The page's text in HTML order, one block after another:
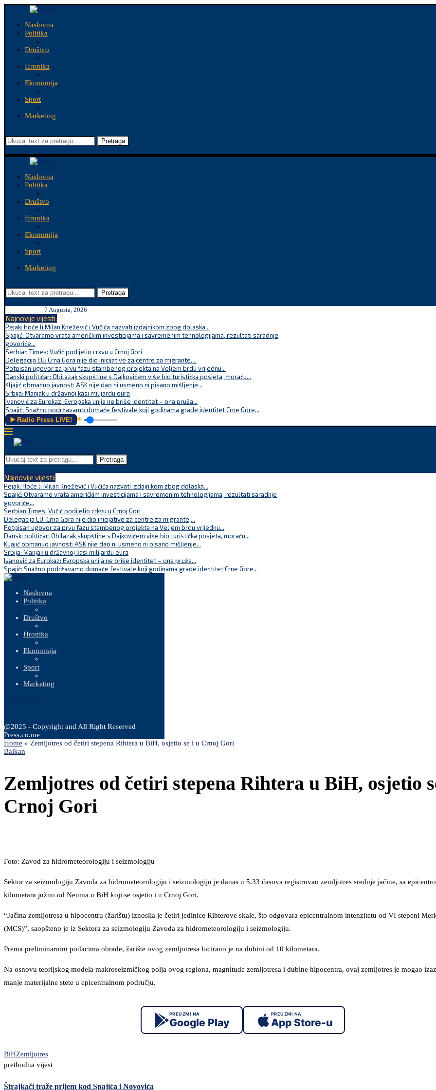
Naslovna
Politika
Društvo
Hronika
Ekonomija
Sport
Marketing
Pretraga
Naslovna
Politika
Društvo
Hronika
Ekonomija
Sport
Marketing
Pretraga
7 Augusta, 2026
Najnovije vijesti:
Pejak: Hoće li Milan Knežević i Vučića nazvati izdajnikom zbog dolaska...
Spajić: Otvaramo vrata američkim investicijama i savremenim tehnologijama, rezultati saradnje
govoriće...
Serbian Times: Vučić podijelio crkvu u Crnoj Gori
Delegacija EU: Crna Gora nije dio inicijative za centre za migrante,...
Potpisan ugovor za prvu fazu stambenog projekta na Veljem brdu vrijednu...
Danski političar: Obilazak skupštine s Dajkovićem više bio turistička posjeta, moraću...
Kljajić obmanuo javnost: ASK nije dao ni usmeno ni pisano mišljenje...
Srbija: Manjak u državnoj kasi milijardu eura
Ivanović za Eurokaz: Evropska unija ne briše identitet – ona pruža...
Spajić: Snažno podržavamo domaće festivale koji godinama grade identitet Crne Gore...
▶️ Radio Press LIVE! 🔊
Pretraga
Najnovije vijesti:
Pejak: Hoće li Milan Knežević i Vučića nazvati izdajnikom zbog dolaska...
Spajić: Otvaramo vrata američkim investicijama i savremenim tehnologijama, rezultati saradnje
govoriće...
Serbian Times: Vučić podijelio crkvu u Crnoj Gori
Delegacija EU: Crna Gora nije dio inicijative za centre za migrante,...
Potpisan ugovor za prvu fazu stambenog projekta na Veljem brdu vrijednu...
Danski političar: Obilazak skupštine s Dajkovićem više bio turistička posjeta, moraću...
Kljajić obmanuo javnost: ASK nije dao ni usmeno ni pisano mišljenje...
Srbija: Manjak u državnoj kasi milijardu eura
Ivanović za Eurokaz: Evropska unija ne briše identitet – ona pruža...
Spajić: Snažno podržavamo domaće festivale koji godinama grade identitet Crne Gore...
Naslovna
Politika
Društvo
Hronika
Ekonomija
Sport
Marketing
@2025 - Copyright and All Right Reserved
Press.co.me
Home » Zemljotres od četiri stepena Rihtera u BiH, osjetio se i u Crnoj Gori
Balkan
Zemljotres od četiri stepena Rihtera u BiH, osjetio
Crnoj Gori
Foto: Zavod za hidrometeorologiju i seizmologiju
Sektor za seizmologiju Zavoda za hidrometeorologiju i seizmologiju je danas u 5.33 časova registrovao zemljotres srednje jačine, sa
kilometara južno od Neuma u BiH koji se osjetio i u Crnoj Gori.
“Jačina zemljotresa u hipocentru (žarištu) iznosila je četiri jedinice Rihterove skale, što odgovara epicentralnom intenzitetu od VI stepeni
(MCS)”, saopšteno je iz Sektora za seizmologiju Zavoda za hidrometeorologiju i seizmologiju.
Prema preliminarnim podacima obrade, žarište ovog zemljotresa locirano je na dubini od 10 kilometara.
Na osnovu teorijskog modela makroseizmičkog polja ovog regiona, magnitude zemljotresa i dubine hipocentra, ovaj zemljotres je mogao
manje materijalne stete u epicentralnom području.
PREUZMI NA
Google Play
PREUZMI NA
App Store-u
BiHZemljotres
prethodna vijest
Štrajkači traže prijem kod Spajića i Novovića